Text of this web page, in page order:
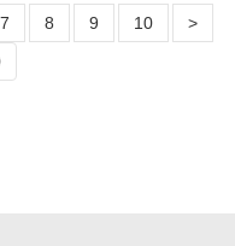
7 8 9 10
>